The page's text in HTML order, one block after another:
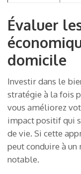
Évaluer
domicile
Investir dans le
stratégie à la fois
vous améliorez
impact positif qui
de vie. Si cette
peut conduire à un
notable.